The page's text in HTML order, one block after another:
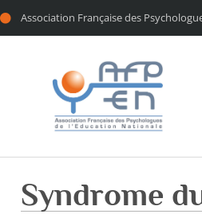
Association Française des
Syndrome